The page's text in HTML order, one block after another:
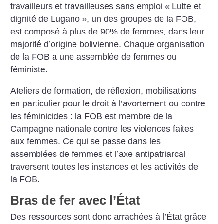
travailleurs et travailleuses sans emploi « Lutte et
dignité de Lugano », un des groupes de la FOB,
est composé à plus de 90% de femmes, dans leur
majorité d’origine bolivienne. Chaque organisation
de la FOB a une assemblée de femmes ou
féministe.
Ateliers de formation, de réflexion, mobilisations
en particulier pour le droit à l’avortement ou contre
les féminicides : la FOB est membre de la
Campagne nationale contre les violences faites
aux femmes. Ce qui se passe dans les
assemblées de femmes et l’axe antipatriarcal
traversent toutes les instances et les activités de
la FOB.
Bras de fer avec l’État
Des ressources sont donc arrachées à l’État grâce